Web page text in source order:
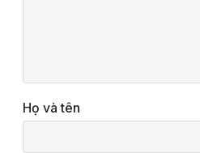
Họ và tên